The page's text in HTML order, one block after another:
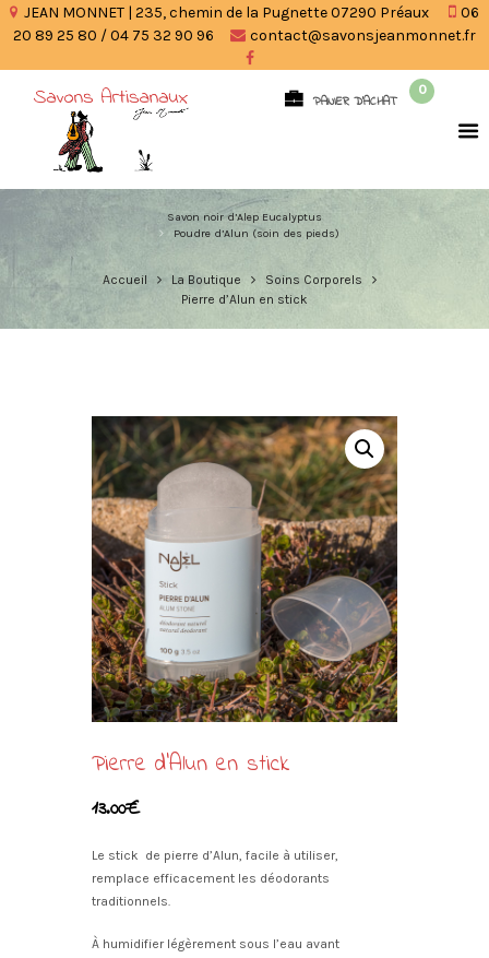
JEAN MONNET | 235, chemin de la Pugnette 07290 Préaux
06
20 89 25 80 / 04 75 32 90 96
contact@savonsjeanmonnet.fr
PANIER D'ACHAT
0
Savon noir d’Alep Eucalyptus
Poudre d’Alun (soin des pieds)
Accueil La Boutique
Soins Corporels
Pierre d’Alun en stick
Pierre d’Alun en stick
13.00€
Le stick de pierre d’Alun, facile à utiliser,
remplace efficacement les déodorants
traditionnels.
À humidifier légèrement sous l’eau avant